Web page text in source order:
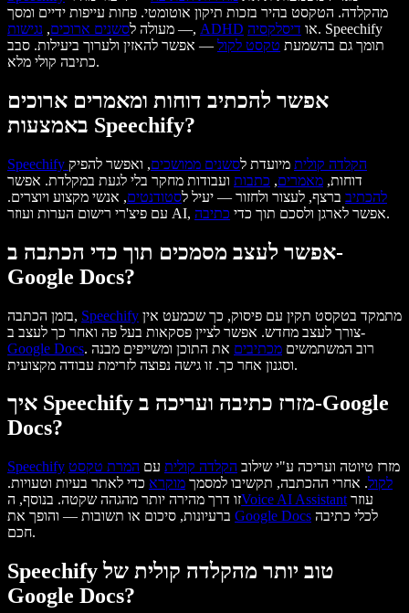
מהקלדה. הטקסט בהיר בזכות תיקון אוטומטי. פחות עייפות ידיים ומסך
— מעולה לסשנים ארוכים, נגישות , ADHD או דיסלקסיה
. Speechify
תומך גם בהשמעת טקסט לקול — אפשר להאזין ולערוך ביעילות. סבב
כתיבה קולי מלא.
אפשר להכתיב דוחות ומאמרים ארוכים
באמצעות Speechify?
Speechify הקלדה קולית מיועדת לסשנים ממושכים, ואפשר להפיק
דוחות, מאמרים, כתבות ועבודות מחקר בלי לגעת במקלדת. אפשר
להכתיב ברצף, לעצור ולחזור — יעיל לסטודנטים, אנשי מקצוע ויוצרים.
עם פיצ'רי רישום הערות ועוזר AI, אפשר לארגן ולסכם תוך כדי כתיבה .
אפשר לעצב מסמכים תוך כדי הכתבה ב-
Google Docs?
בזמן הכתבה, Speechify
צורך לעצב מחדש. אפשר לציין פסקאות בעל פה ואחר כך לעצב ב-
Google Docs
. רוב המשתמשים מכתיבים את התוכן ומשייפים מבנה
וסגנון אחר כך. זו גישה נפוצה לזרימת עבודה מקצועית.
איך Speechify מזרז כתיבה ועריכה ב-Google
Docs?
Speechify מזרז טיוטה ועריכה ע"י שילוב הקלדה קולית עם המרת טקסט
לקול. אחרי ההכתבה, תקשיבו למסמך מוקרא כדי לאתר בעיות וטעויות.
זו דרך מהירה יותר מהגהה שקטה. בנוסף, הVoice AI Assistant
Google Docs
חכם.
Speechify טוב יותר מהקלדה קולית של
Google Docs?